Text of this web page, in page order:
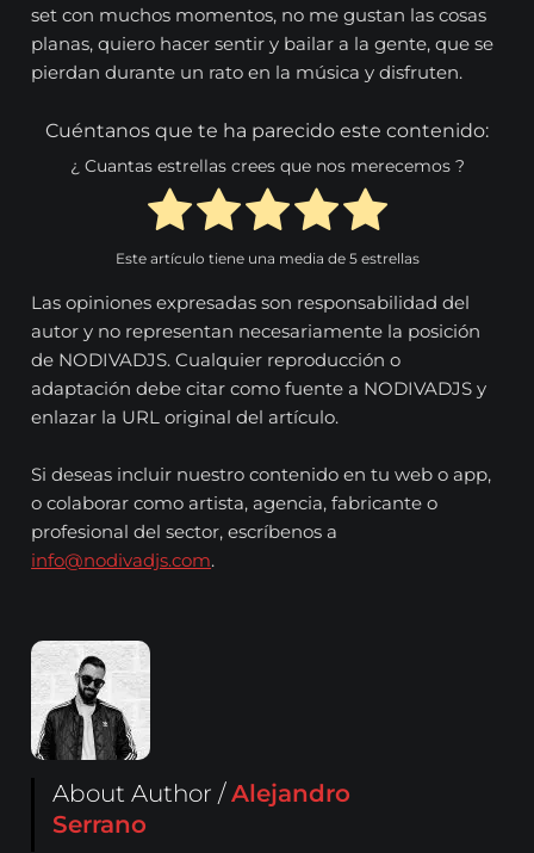
set con muchos momentos, no me gustan las cosas
planas, quiero hacer sentir y bailar a la gente, que se
pierdan durante un rato en la música y disfruten.
Cuéntanos que te ha parecido este contenido:
¿ Cuantas estrellas crees que nos merecemos ?
Este artículo tiene una media de 5estrellas
Las opiniones expresadas son responsabilidad del
autor y no representan necesariamente la posición
de NODIVADJS. Cualquier reproducción o
adaptación debe citar como fuente a NODIVADJS y
enlazar la URL original del artículo.
Si deseas incluir nuestro contenido en tu web o app,
o colaborar como artista, agencia, fabricante o
profesional del sector, escríbenos a
info@nodivadjs.com.
About Author /Alejandro
Serrano